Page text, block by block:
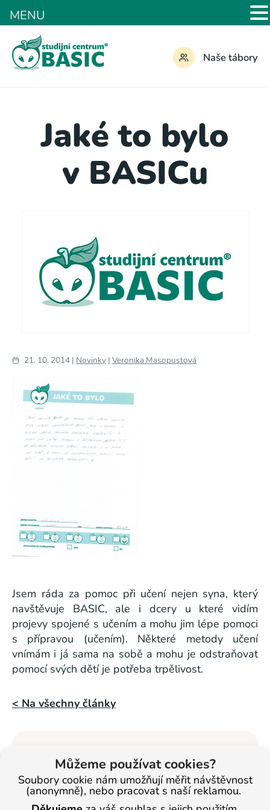
Můžeme používat cookies?
Soubory cookie nám umožňují měřit návštěvnost
(anonymně), nebo pracovat s naší reklamou.
Naše tábory
Jaké to bylo
v BASICu
21. 10. 2014 | Novinky | Veronika Masopustová
Jsem ráda za pomoc při učení nejen syna, který
navštěvuje BASIC, ale i dcery u které vidím
projevy spojené s učením a mohu jim lépe pomoci
s přípravou (učením). Některé metody učení
vnímám i já sama na sobě a mohu je odstraňovat
pomocí svých dětí je potřeba trpělivost.
< Na všechny články
Masopustová
Vzdělávání dětí se
věnuje od roku
MENU